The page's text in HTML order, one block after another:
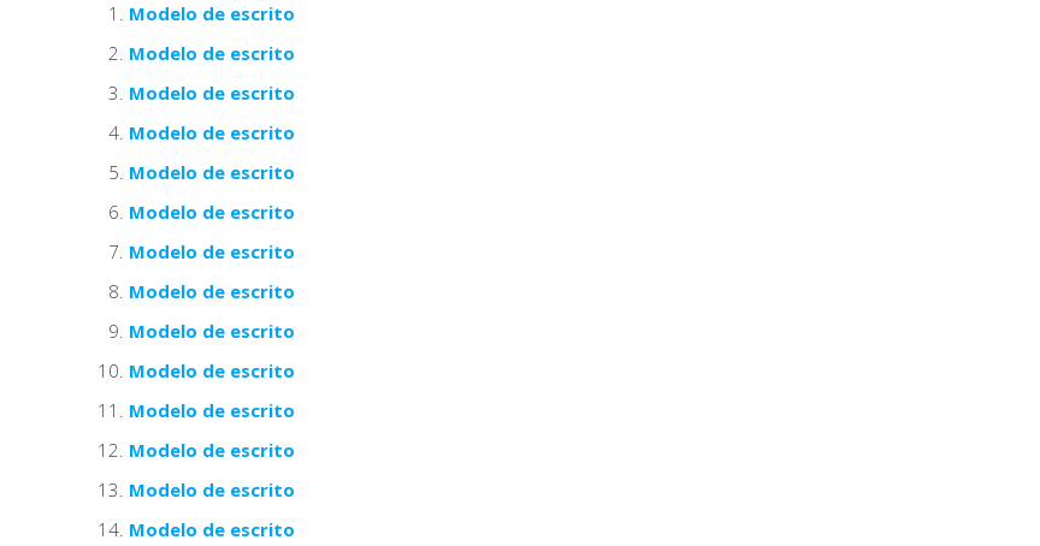
Modelo de escrito
Modelo de escrito
Modelo de escrito
Modelo de escrito
Modelo de escrito
Modelo de escrito
Modelo de escrito
Modelo de escrito
Modelo de escrito
Modelo de escrito
Modelo de escrito
Modelo de escrito
Modelo de escrito
Modelo de escrito